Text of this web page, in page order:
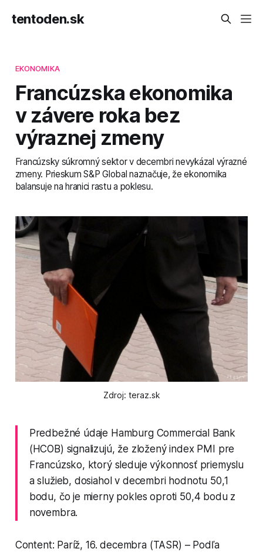
tentoden.sk
EKONOMIKA
Francúzska ekonomika
v závere roka bez
výraznej zmeny
Francúzsky súkromný sektor v decembri nevykázal výrazné
zmeny. Prieskum S&P Global naznačuje, že ekonomika
balansuje na hranici rastu a poklesu.
Zdroj: teraz.sk
Predbežné údaje Hamburg Commercial Bank
(HCOB) signalizujú, že zložený index PMI pre
Francúzsko, ktorý sleduje výkonnosť priemyslu
a služieb, dosiahol v decembri hodnotu 50,1
bodu, čo je mierny pokles oproti 50,4 bodu z
novembra.
Content: Paríž, 16. decembra (TASR) – Podľa